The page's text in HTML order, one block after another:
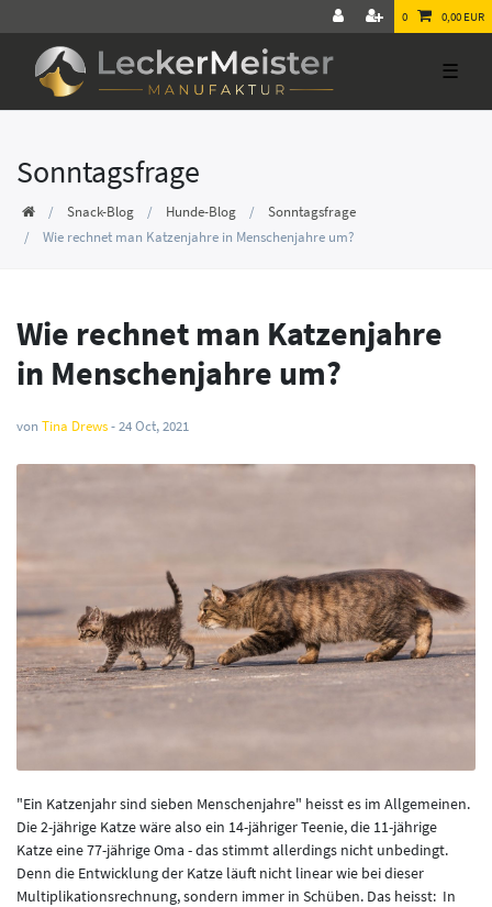
0 0,00 EUR
☰
Sonntagsfrage
Snack-Blog Hunde-Blog
Sonntagsfrage
Wie rechnet man Katzenjahre in Menschenjahre um?
Wie rechnet man Katzenjahre
in Menschenjahre um?
von Tina Drews-24 Oct, 2021
"Ein Katzenjahr sind sieben Menschenjahre" heisst es im Allgemeinen.
Die 2-jährige Katze wäre also ein 14-jähriger Teenie, die 11-jährige
Katze eine 77-jährige Oma - das stimmt allerdings nicht unbedingt.
Denn die Entwicklung der Katze läuft nicht linear wie bei dieser
Multiplikationsrechnung, sondern immer in Schüben. Das heisst: In